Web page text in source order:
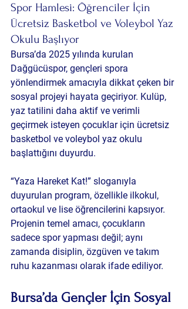
Spor Hamlesi: Öğrenciler İçin
Ücretsiz Basketbol ve Voleybol Yaz
Okulu Başlıyor
Bursa’da 2025 yılında kurulan
Dağgücüspor, gençleri spora
yönlendirmek amacıyla dikkat çeken bir
sosyal projeyi hayata geçiriyor. Kulüp,
yaz tatilini daha aktif ve verimli
geçirmek isteyen çocuklar için ücretsiz
basketbol ve voleybol yaz okulu
başlattığını duyurdu.
“Yaza Hareket Kat!” sloganıyla
duyurulan program, özellikle ilkokul,
ortaokul ve lise öğrencilerini kapsıyor.
Projenin temel amacı, çocukların
sadece spor yapması değil; aynı
zamanda disiplin, özgüven ve takım
ruhu kazanması olarak ifade ediliyor.
Bursa’da Gençler İçin Sosyal